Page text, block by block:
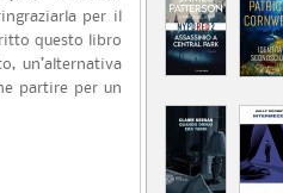
per il
questo libro
un’alternativa
partire per un